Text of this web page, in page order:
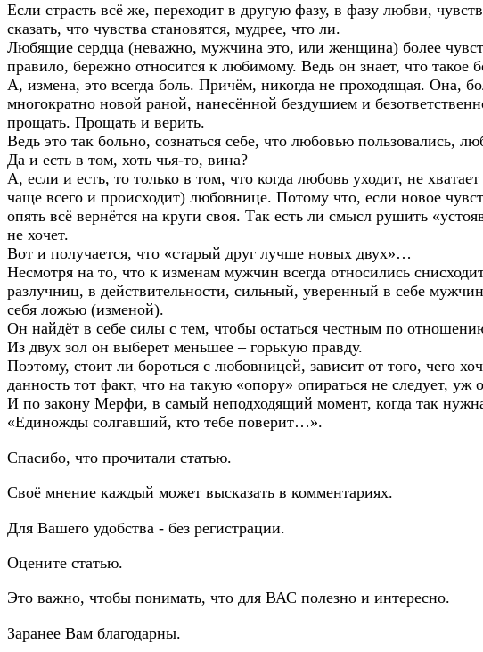
Если страсть всё же, переходит в другую фазу, в фазу любви,
сказать, что чувства становятся, мудрее, что ли.
Любящие сердца (неважно, мужчина это, или женщина) более
правило, бережно относится к любимому. Ведь он знает, что такое
А, измена, это всегда боль. Причём, никогда не проходящая. Она,
многократно новой раной, нанесённой бездушием и
прощать. Прощать и верить.
Ведь это так больно, сознаться себе, что любовью
Да и есть в том, хоть чья-то, вина?
А, если и есть, то только в том, что когда любовь уходит, не
чаще всего и происходит) любовнице. Потому что, если новое
опять всё вернётся на круги своя. Так есть ли смысл рушить
не хочет.
Вот и получается, что «старый друг лучше новых двух»…
Несмотря на то, что к изменам мужчин всегда относились
разлучниц, в действительности, сильный, уверенный в себе
себя ложью (изменой).
Он найдёт в себе силы с тем, чтобы остаться честным по
Из двух зол он выберет меньшее – горькую правду.
Поэтому, стоит ли бороться с любовницей, зависит от того, чего
данность тот факт, что на такую «опору» опираться не следует,
И по закону Мерфи, в самый неподходящий момент, когда так
«Единожды солгавший, кто тебе поверит…».
Спасибо, что прочитали статью.
Своё мнение каждый может высказать в комментариях.
Для Вашего удобства - без регистрации.
Оцените статью.
Это важно, чтобы понимать, что для ВАС полезно и интересно.
Заранее Вам благодарны.